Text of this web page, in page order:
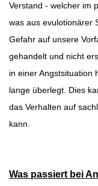
Verstand - welcher im
was aus evulotionärer
Gefahr auf unsere
gehandelt und nicht
in einer Angstsituation
lange überlegt. Dies
das Verhalten auf
kann.
Was passiert bei